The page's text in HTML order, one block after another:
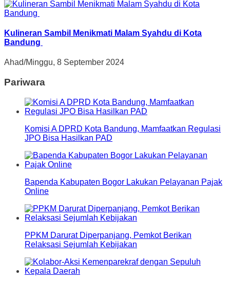
Kulineran Sambil Menikmati Malam Syahdu di Kota
Bandung
Ahad/Minggu, 8 September 2024
Pariwara
Komisi A DPRD Kota Bandung, Mamfaatkan Regulasi
JPO Bisa Hasilkan PAD
Bapenda Kabupaten Bogor Lakukan Pelayanan Pajak
Online
PPKM Darurat Diperpanjang, Pemkot Berikan
Relaksasi Sejumlah Kebijakan